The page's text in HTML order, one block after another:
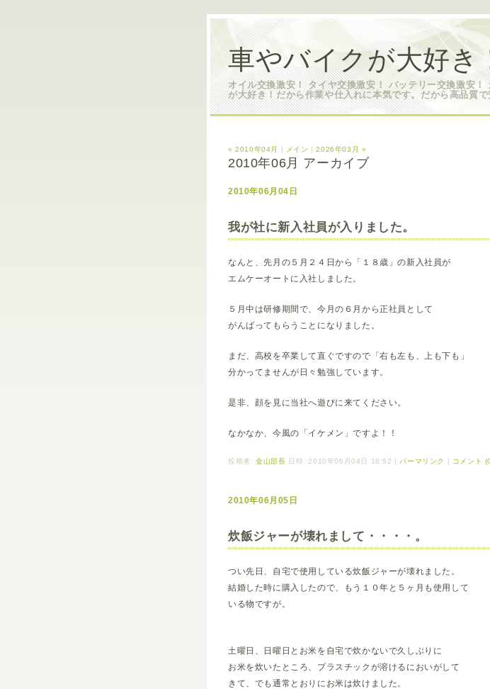
車やバイクが大好き
オイル交換激安！ タイヤ交換激安！ バッテリー交換激安
が大好き！だから作業や仕入れに本気です。だから高品質で
« 2010年04月 | メイン |2026年03月 »
2010年06月 アーカイブ
2010年06月04日
我が社に新入社員が入りました。
なんと、先月の５月２４日から「１８歳」の新入社員が
エムケーオートに入社しました。
５月中は研修期間で、今月の６月から正社員として
がんばってもらうことになりました。
まだ、高校を卒業して直ぐですので「右も左も、上も下も」
分かってませんが日々勉強しています。
是非、顔を見に当社へ遊びに来てください。
なかなか、今風の「イケメン」ですよ！！
投稿者: 金山部長 日時: 2010年06月04日 18:52 | パーマリンク | コメント
2010年06月05日
炊飯ジャーが壊れまして・・・・。
つい先日、自宅で使用している炊飯ジャーが壊れました。
結婚した時に購入したので、もう１０年と５ヶ月も使用して
いる物ですが。
土曜日、日曜日とお米を自宅で炊かないで久しぶりに
お米を炊いたところ、プラスチックが溶けるにおいがして
きて、でも通常とおりにお米は炊けました。